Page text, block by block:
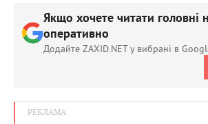
Якщо хочете читати головні
оперативно
Додайте ZAXID.NET у вибрані в